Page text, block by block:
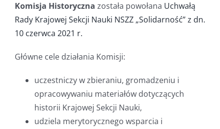
Komisja Historyczna została powołana Uchwałą
Rady Krajowej Sekcji Nauki NSZZ „Solidarność” z dn.
10 czerwca 2021 r.
Główne cele działania Komisji:
uczestniczy w zbieraniu, gromadzeniu i
opracowywaniu materiałów dotyczących
historii Krajowej Sekcji Nauki,
udziela merytorycznego wsparcia i